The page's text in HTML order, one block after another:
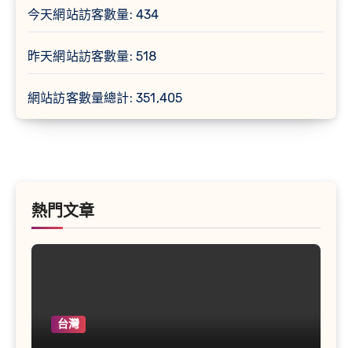
今天網站訪客數量: 434
昨天網站訪客數量: 518
網站訪客數量總計: 351,405
熱門文章
台灣